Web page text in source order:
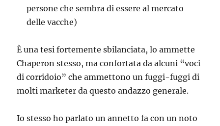
persone che sembra di essere al mercato
delle vacche)
È una tesi fortemente sbilanciata, lo ammette
Chaperon stesso, ma confortata da alcuni “voci
di corridoio” che ammettono un fuggi-fuggi di
molti marketer da questo andazzo generale.
Io stesso ho parlato un annetto fa con un noto